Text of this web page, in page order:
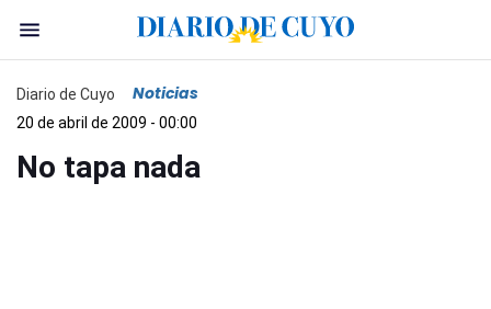
Diario de Cuyo Noticias
20 de abril de 2009 - 00:00
No tapa nada